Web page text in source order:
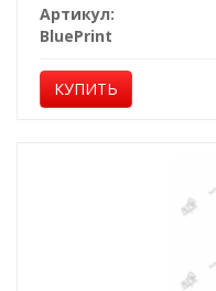
Артикул:
BluePrint
КУПИТЬ